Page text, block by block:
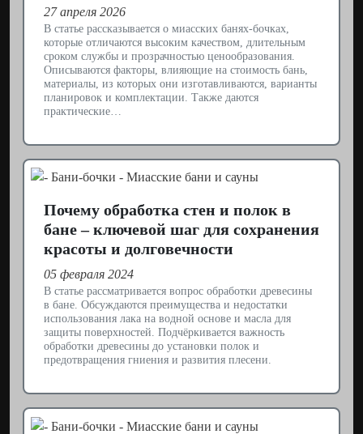
27 апреля 2026
В статье рассказывается о миасских банях-бочках,
которые отличаются высоким качеством, длительным
сроком службы и прозрачностью ценообразования.
Описываются факторы, влияющие на стоимость бань,
материалы, из которых они изготавливаются, варианты
планировок и комплектации. Также даются
практические…
Почему обработка стен и полок в
бане – ключевой шаг для сохранения
красоты и долговечности
05 февраля 2024
В статье рассматривается вопрос обработки древесины
в бане. Обсуждаются преимущества и недостатки
использования лака на водной основе и масла для
защиты поверхностей. Подчёркивается важность
обработки древесины до установки полок и
предотвращения гниения и развития плесени.